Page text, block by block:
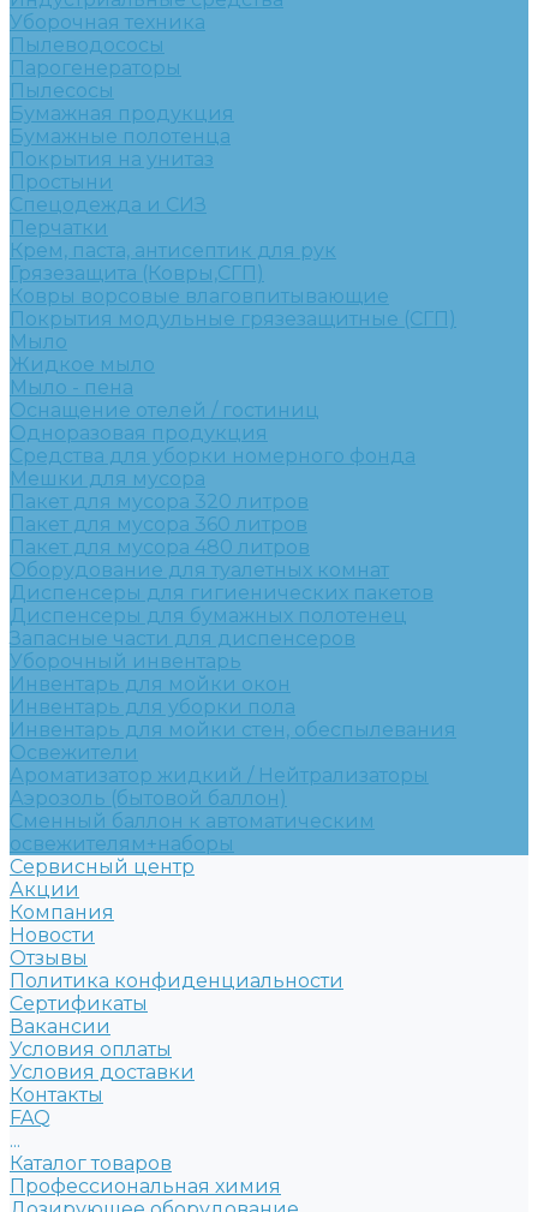
Уборочная техника
Пылеводососы
Парогенераторы
Пылесосы
Бумажная продукция
Бумажные полотенца
Покрытия на унитаз
Простыни
Спецодежда и СИЗ
Перчатки
Крем, паста, антисептик для рук
Грязезащита (Ковры,СГП)
Ковры ворсовые влаговпитывающие
Покрытия модульные грязезащитные (СГП)
Мыло
Жидкое мыло
Мыло - пена
Оснащение отелей / гостиниц
Одноразовая продукция
Средства для уборки номерного фонда
Мешки для мусора
Пакет для мусора 320 литров
Пакет для мусора 360 литров
Пакет для мусора 480 литров
Оборудование для туалетных комнат
Диспенсеры для гигиенических пакетов
Диспенсеры для бумажных полотенец
Запасные части для диспенсеров
Уборочный инвентарь
Инвентарь для мойки окон
Инвентарь для уборки пола
Инвентарь для мойки стен, обеспылевания
Освежители
Ароматизатор жидкий / Нейтрализаторы
Аэрозоль (бытовой баллон)
Сменный баллон к автоматическим
освежителям+наборы
Сервисный центр
Акции
Компания
Новости
Отзывы
Политика конфиденциальности
Сертификаты
Вакансии
Условия оплаты
Условия доставки
Контакты
FAQ
...
Каталог товаров
Профессиональная химия